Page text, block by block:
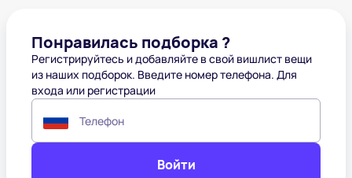
Понравилась подборка ?
Регистрируйтесь и добавляйте в свой вишлист вещи
из наших подборок. Введите номер телефона. Для
входа или регистрации
Телефон
Войти